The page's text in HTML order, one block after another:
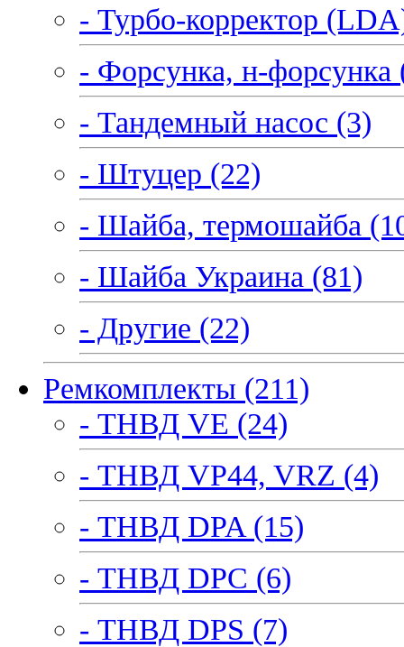
- Турбо-корректор
- Форсунка, н-форсунка
- Тандемный насос (3)
- Штуцер (22)
- Шайба, термошайба
- Шайба Украина (81)
- Другие (22)
Ремкомплекты (211)
- ТНВД VE (24)
- ТНВД VP44, VRZ (4)
- ТНВД DPA (15)
- ТНВД DPC (6)
- ТНВД DPS (7)